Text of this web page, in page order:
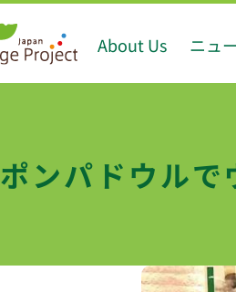
About Us ニュ
ポンパドウルで